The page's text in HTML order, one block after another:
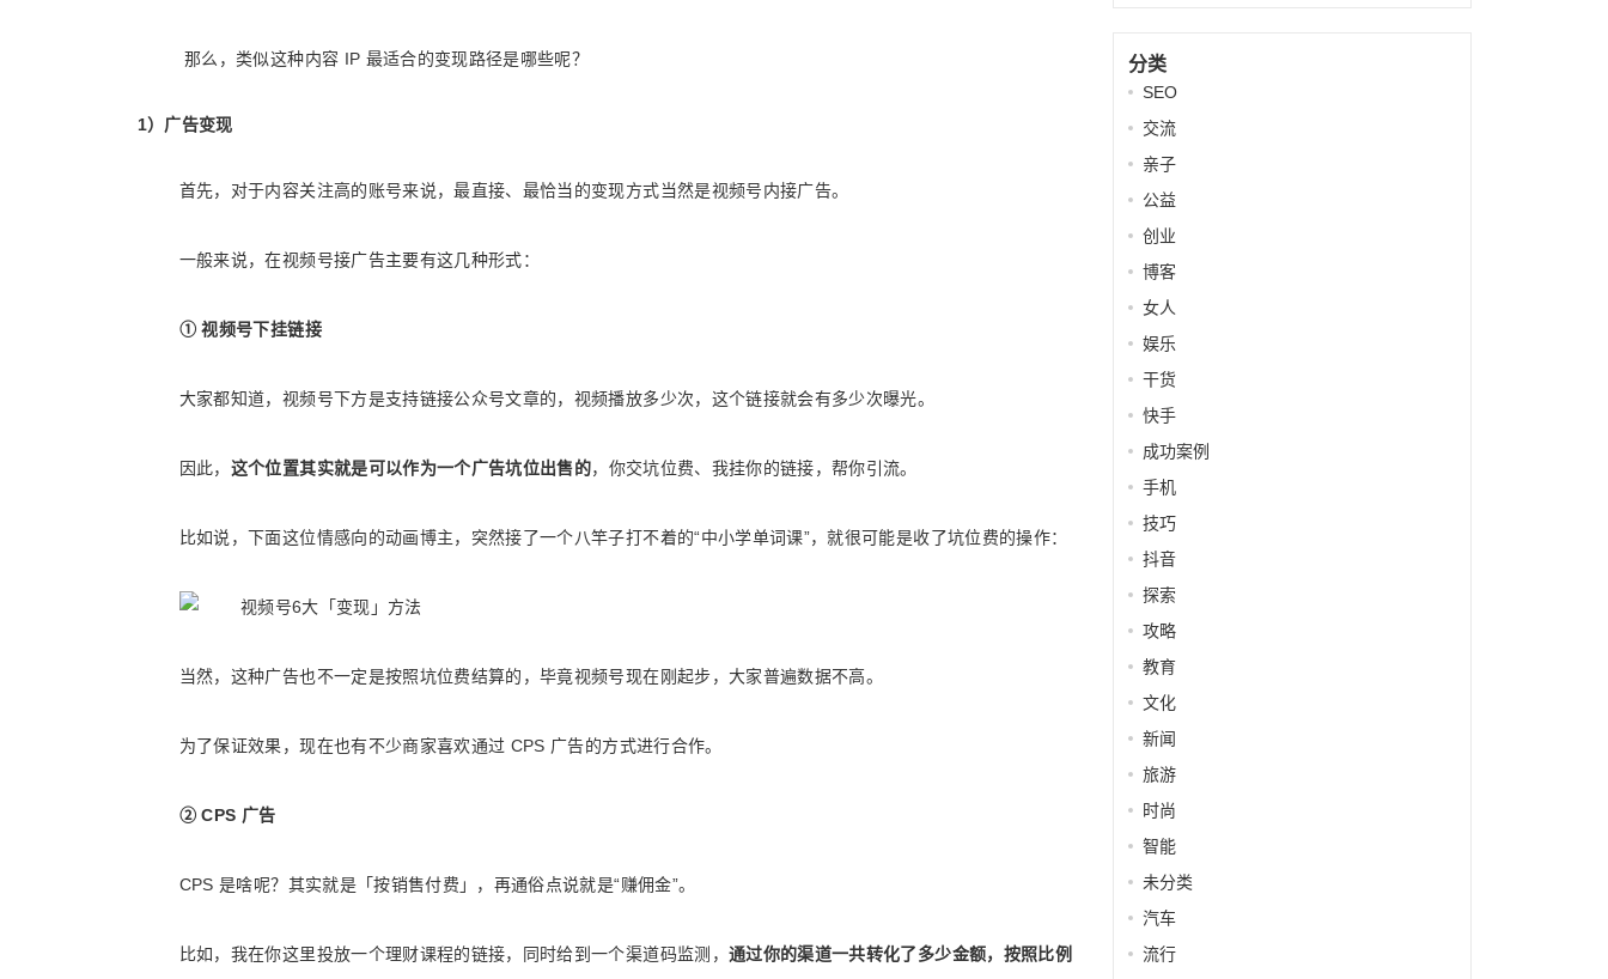
那么，类似这种内容 IP 最适合的变现路径是哪些呢？
1）广告变现
首先，对于内容关注高的账号来说，最直接、最恰当的变现方式当然是视频号内接广告。
一般来说，在视频号接广告主要有这几种形式：
① 视频号下挂链接
大家都知道，视频号下方是支持链接公众号文章的，视频播放多少次，这个链接就会有多少次曝光。
因此， 这个位置其实就是可以作为一个广告坑位出售的，你交坑位费、我挂你的链接，帮你引流。
比如说，下面这位情感向的动画博主，突然接了一个八竿子打不着的“中小学单词课”，就很可能是收了坑位费的操作：
当然，这种广告也不一定是按照坑位费结算的，毕竟视频号现在刚起步，大家普遍数据不高。
为了保证效果，现在也有不少商家喜欢通过 CPS 广告的方式进行合作。
② CPS 广告
CPS 是啥呢？其实就是「按销售付费」，再通俗点说就是“赚佣金”。
比如，我在你这里投放一个理财课程的链接，同时给到一个渠道码监测， 通过你的渠道一共转化了多少金额，按照比例
分类
SEO
交流
亲子
公益
创业
博客
女人
娱乐
干货
快手
成功案例
手机
技巧
抖音
探索
攻略
教育
文化
新闻
旅游
时尚
智能
未分类
汽车
流行